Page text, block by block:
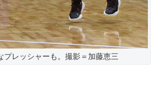
プレッシャーも。撮影＝加藤恵三